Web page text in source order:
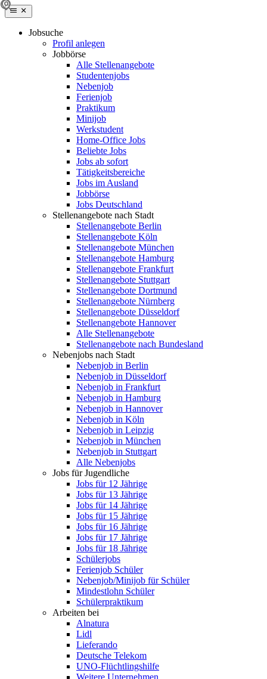
Jobsuche
Profil anlegen
Jobbörse
Alle Stellenangebote
Studentenjobs
Nebenjob
Ferienjob
Praktikum
Minijob
Werkstudent
Home-Office Jobs
Beliebte Jobs
Jobs ab sofort
Tätigkeitsbereiche
Jobs im Ausland
Jobbörse
Jobs Deutschland
Stellenangebote nach Stadt
Stellenangebote Berlin
Stellenangebote Köln
Stellenangebote München
Stellenangebote Hamburg
Stellenangebote Frankfurt
Stellenangebote Stuttgart
Stellenangebote Dortmund
Stellenangebote Nürnberg
Stellenangebote Düsseldorf
Stellenangebote Hannover
Alle Stellenangebote
Stellenangebote nach Bundesland
Nebenjobs nach Stadt
Nebenjob in Berlin
Nebenjob in Düsseldorf
Nebenjob in Frankfurt
Nebenjob in Hamburg
Nebenjob in Hannover
Nebenjob in Köln
Nebenjob in Leipzig
Nebenjob in München
Nebenjob in Stuttgart
Alle Nebenjobs
Jobs für Jugendliche
Jobs für 12 Jährige
Jobs für 13 Jährige
Jobs für 14 Jährige
Jobs für 15 Jährige
Jobs für 16 Jährige
Jobs für 17 Jährige
Jobs für 18 Jährige
Schülerjobs
Ferienjob Schüler
Nebenjob/Minijob für Schüler
Mindestlohn Schüler
Schülerpraktikum
Arbeiten bei
Alnatura
Lidl
Lieferando
Deutsche Telekom
UNO-Flüchtlingshilfe
Weitere Unternehmen